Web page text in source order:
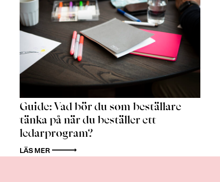
Guide: Vad bör du som beställare
tänka på när du beställer ett
ledarprogram?
LÄS MER